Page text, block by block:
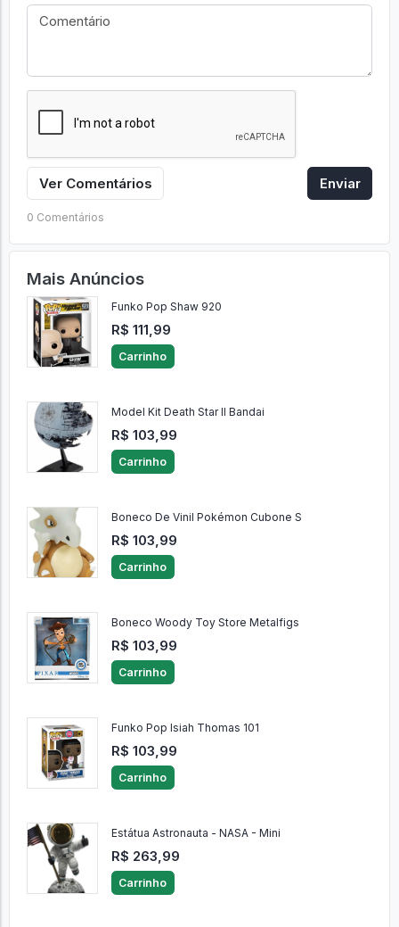
Ver Comentários Enviar
0 Comentários
Mais Anúncios
Funko Pop Shaw 920
R$ 111,99
Carrinho
Model Kit Death Star II Bandai
R$ 103,99
Carrinho
Boneco De Vinil Pokémon Cubone S
R$ 103,99
Carrinho
Boneco Woody Toy Store Metalfigs
R$ 103,99
Carrinho
Funko Pop Isiah Thomas 101
R$ 103,99
Carrinho
Estátua Astronauta - NASA - Mini
R$ 263,99
Carrinho